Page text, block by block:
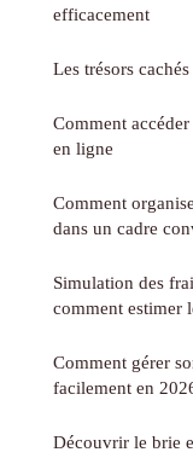
efficacement
Les trésors
Comment
en ligne
Comment
dans un cadre
Simulation des
comment estimer
Comment gérer
facilement en
Découvrir le brie